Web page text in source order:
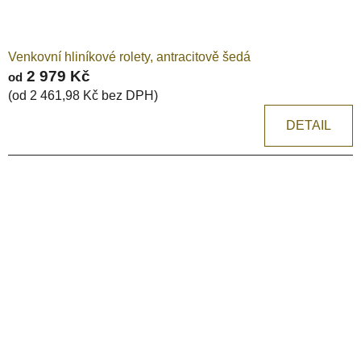
Venkovní hliníkové rolety, antracitově šedá
od 2 979 Kč
(od 2 461,98 Kč bez DPH)
DETAIL